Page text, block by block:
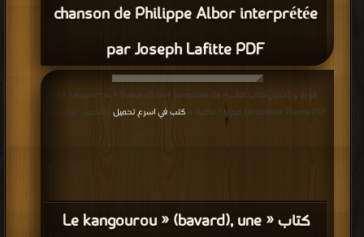
chanson de Philippe Albor interprétée
par Joseph Lafitte PDF
كتاب « Le kangourou » (bavard), une
قراءة و تحميل كتاب كتاب « Le kangourou » (bavard), une comptine de
Jacqueline Pierre PDF مجانا | مكتبة >
كتب في اسرع تحميل | التحميل : مرة/مرات